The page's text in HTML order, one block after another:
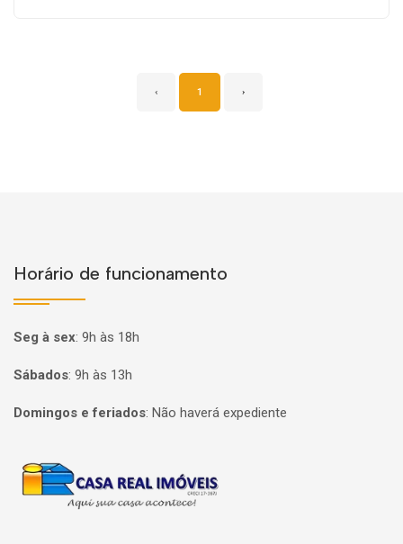
‹ 1 ›
Horário de funcionamento
Seg à sex: 9h às 18h
Sábados: 9h às 13h
Domingos e feriados: Não haverá expediente
Página inicial